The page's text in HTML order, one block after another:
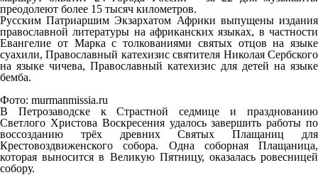
преодолеют более 15 тысяч километров.
Русским Патриаршим Экзархатом Африки выпущены издания
православной литературы на африканских языках, в частности
Евангелие от Марка с толкованиями святых отцов на языке
суахили, Православный катехизис святителя Николая Сербского
на языке чичева, Православный катехизис для детей на языке
бемба.
Фото: murmanmissia.ru
В Петрозаводске к Страстной седмице и празднованию
Светлого Христова Воскресения удалось завершить работы по
воссозданию трёх древних Святых Плащаниц для
Крестовоздвиженского собора. Одна соборная Плащаница,
которая выносится в Великую Пятницу, оказалась ровесницей
собору.